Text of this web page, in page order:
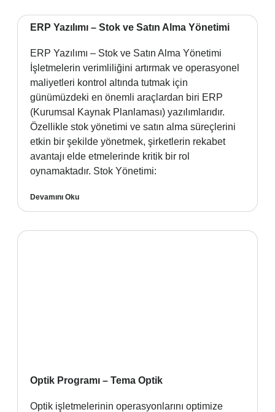
ERP Yazılımı – Stok ve Satın Alma Yönetimi
ERP Yazılımı – Stok ve Satın Alma Yönetimi
İşletmelerin verimliliğini artırmak ve operasyonel
maliyetleri kontrol altında tutmak için
günümüzdeki en önemli araçlardan biri ERP
(Kurumsal Kaynak Planlaması) yazılımlarıdır.
Özellikle stok yönetimi ve satın alma süreçlerini
etkin bir şekilde yönetmek, şirketlerin rekabet
avantajı elde etmelerinde kritik bir rol
oynamaktadır. Stok Yönetimi:
Devamını Oku
Optik Programı – Tema Optik
Optik işletmelerinin operasyonlarını optimize